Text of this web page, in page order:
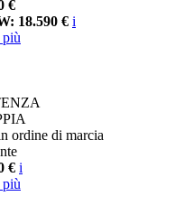
€
18.590 € i
ordine di marcia
€ i